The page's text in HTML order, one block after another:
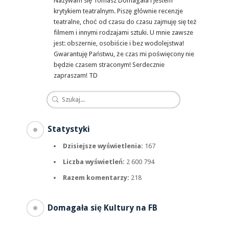
krytykiem teatralnym. Piszę głównie recenzje
teatralne, choć od czasu do czasu zajmuję się też
filmem i innymi rodzajami sztuki. U mnie zawsze
jest: obszernie, osobiście i bez wodolejstwa!
Gwarantuję Państwu, że czas mi poświęcony nie
będzie czasem straconym! Serdecznie
zapraszam! TD
Statystyki
Dzisiejsze wyświetlenia: 167
Liczba wyświetleń: 2 600 794
Razem komentarzy: 218
Domagała się Kultury na FB